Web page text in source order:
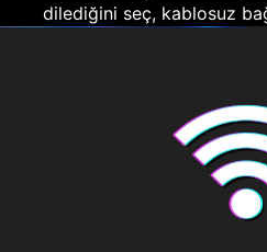
dilediğini seç, kablosuz